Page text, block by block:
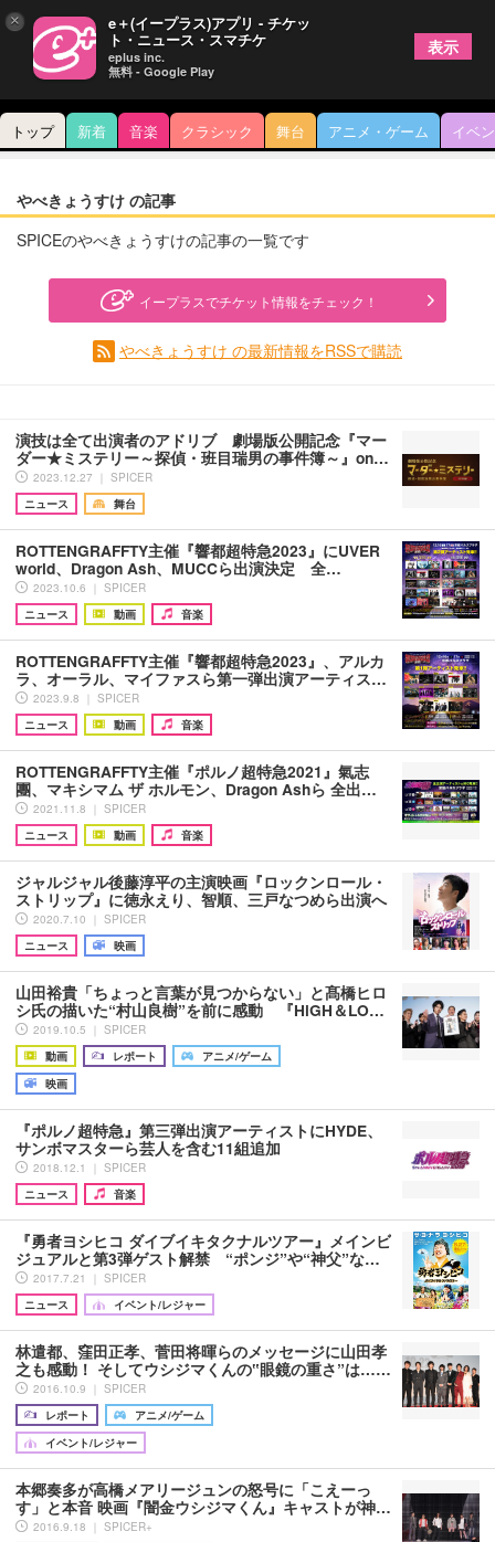
トップ 新着 音楽 クラシック 舞台 アニメ・ゲーム イベ
やべきょうすけ の記事
SPICEのやべきょうすけの記事の一覧です
イープラスでチケット情報をチェック！
やべきょうすけ の最新情報をRSSで購読
演技は全て出演者のアドリブ 劇場版公開記念『マー
ダー★ミステリー～探偵・班目瑞男の事件簿～』on…
2023.12.27 ｜ SPICER
ニュース
舞台
ROTTENGRAFFTY主催『響都超特急2023』にUVER
world、Dragon Ash、MUCCら出演決定 全…
2023.10.6 ｜ SPICER
ニュース
動画 音楽
ROTTENGRAFFTY主催『響都超特急2023』、アルカ
ラ、オーラル、マイファスら第一弾出演アーティス…
2023.9.8 ｜ SPICER
ニュース
動画 音楽
ROTTENGRAFFTY主催『ポルノ超特急2021』氣志
團、マキシマム ザ ホルモン、Dragon Ashら 全出…
2021.11.8 ｜ SPICER
ニュース
動画 音楽
ジャルジャル後藤淳平の主演映画『ロックンロール・
ストリップ』に徳永えり、智順、三戸なつめら出演へ
2020.7.10 ｜ SPICER
ニュース
映画
山田裕貴「ちょっと言葉が見つからない」と髙橋ヒロ
シ氏の描いた“村山良樹”を前に感動 『HiGH＆LO…
2019.10.5 ｜ SPICER
動画
レポート
アニメ/ゲーム
映画
『ポルノ超特急』第三弾出演アーティストにHYDE、
サンボマスターら芸人を含む11組追加
2018.12.1 ｜ SPICER
ニュース
音楽
『勇者ヨシヒコ ダイブイキタクナルツアー』メインビ
ジュアルと第3弾ゲスト解禁 “ポンジ”や“神父”な…
2017.7.21 ｜ SPICER
ニュース
イベント/レジャー
林遣都、窪田正孝、菅田将暉らのメッセージに山田孝
之も感動！ そしてウシジマくんの‟眼鏡の重さ”は……
2016.10.9 ｜ SPICER
レポート
アニメ/ゲーム
イベント/レジャー
本郷奏多が高橋メアリージュンの怒号に「こえーっ
す」と本音 映画『闇金ウシジマくん』キャストが神…
2016.9.18 ｜ SPICER+
× e＋(イープラス)アプリ - チケッ
ト・ニュース・スマチケ
eplus inc.
無料 - Google Play
表示